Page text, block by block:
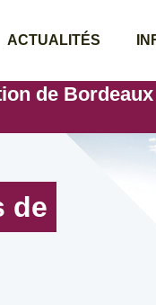
ACTUALITÉS
de
de